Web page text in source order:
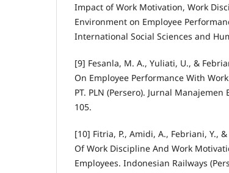
Impact of Work Motivation, Work
Environment on Employee
International Social Sciences and
[9] Fesanla, M. A., Yuliati, U., &
On Employee Performance With
PT. PLN (Persero). Jurnal
105.
[10] Fitria, P., Amidi, A., Febriani, Y.,
Of Work Discipline And Work
Employees. Indonesian Railways